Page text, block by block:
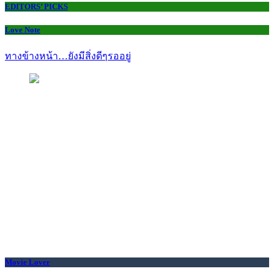
EDITORS’ PICKS
Love Note
ทางข้างหน้า…ยังมีสิ่งดีๆรออยู่
Movie Lover